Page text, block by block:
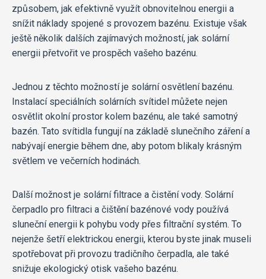
způsobem, jak efektivně využít obnovitelnou energii a
snížit náklady spojené s provozem bazénu. Existuje však
ještě několik dalších zajímavých možností, jak solární
energii přetvořit ve prospěch vašeho bazénu.
Jednou z těchto možností je solární osvětlení bazénu.
Instalací speciálních solárních svítidel můžete nejen
osvětlit okolní prostor kolem bazénu, ale také samotný
bazén. Tato svítidla fungují na základě slunečního záření a
nabývají energie během dne, aby potom blikaly krásným
světlem ve večerních hodinách.
Další možnost je solární filtrace a čistění vody. Solární
čerpadlo pro filtraci a čištění bazénové vody používá
sluneční energii k pohybu vody přes filtrační systém. To
nejenže šetří elektrickou energii, kterou byste jinak museli
spotřebovat při provozu tradičního čerpadla, ale také
snižuje ekologický otisk vašeho bazénu.